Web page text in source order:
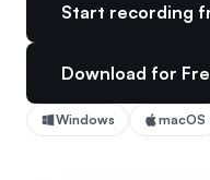
Start recording
Download for
Windows macOS